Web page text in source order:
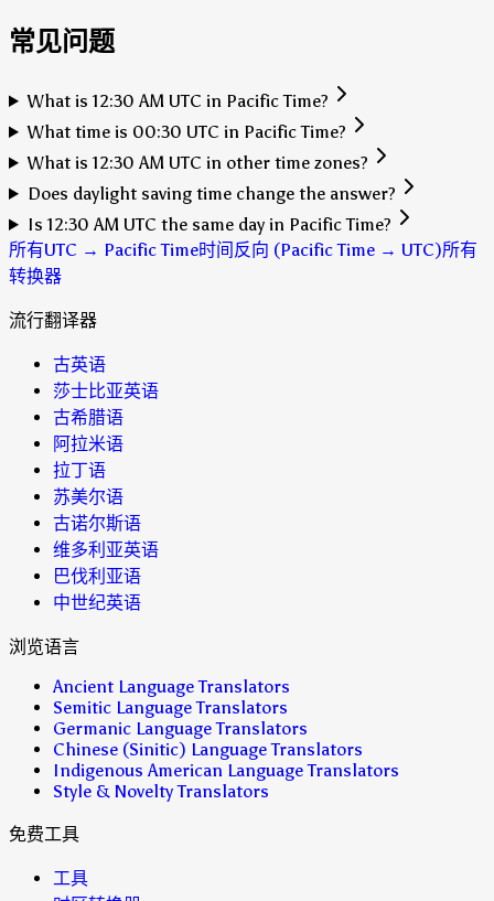
常见问题
What is 12:30 AM UTC in Pacific Time?
What time is 00:30 UTC in Pacific Time?
What is 12:30 AM UTC in other time zones?
Does daylight saving time change the answer?
Is 12:30 AM UTC the same day in Pacific Time?
所有UTC → Pacific Time时间反向 (Pacific Time → UTC)所有
转换器
流行翻译器
古英语
莎士比亚英语
古希腊语
阿拉米语
拉丁语
苏美尔语
古诺尔斯语
维多利亚英语
巴伐利亚语
中世纪英语
浏览语言
Ancient Language Translators
Semitic Language Translators
Germanic Language Translators
Chinese (Sinitic) Language Translators
Indigenous American Language Translators
Style & Novelty Translators
免费工具
工具